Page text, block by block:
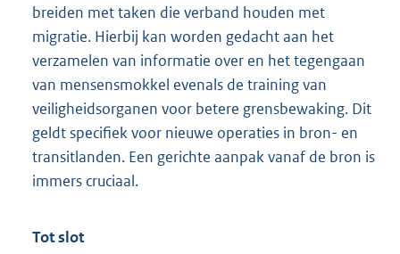
breiden met taken die verband houden met
migratie. Hierbij kan worden gedacht aan het
verzamelen van informatie over en het tegengaan
van mensensmokkel evenals de training van
veiligheidsorganen voor betere grensbewaking. Dit
geldt specifiek voor nieuwe operaties in bron- en
transitlanden. Een gerichte aanpak vanaf de bron is
immers cruciaal.
Tot slot